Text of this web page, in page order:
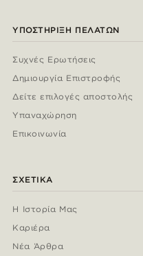
ΥΠΟΣΤΉΡΙΞΗ ΠΕΛΑΤΏΝ
Συχνές Ερωτήσεις
Δημιουργία Επιστροφής
Δείτε επιλογές αποστολής
Υπαναχώρηση
Επικοινωνία
ΣΧΕΤΙΚΆ
Η Ιστορία Μας
Καριέρα
Νέα Άρθρα